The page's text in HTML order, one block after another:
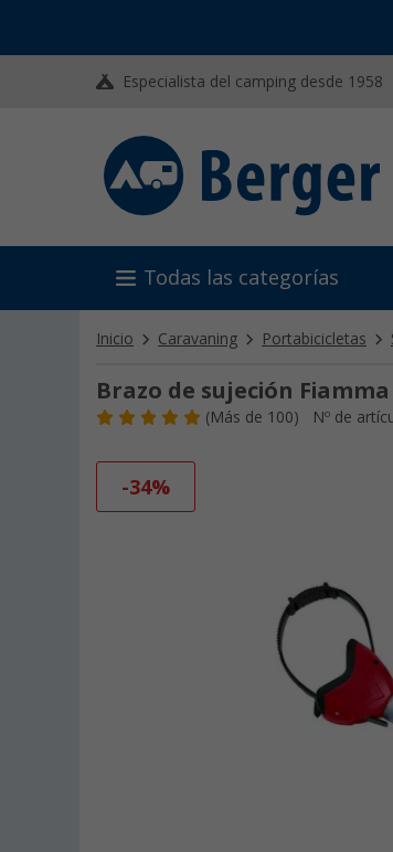
Especialista del camping desde 1958
Todas las categorías
Inicio Caravaning Portabicicletas
Brazo de sujeción
(Más de 100) Nº de
-34%